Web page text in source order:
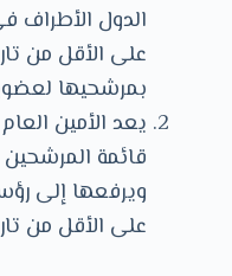
الدول الأطراف
على الأقل من
بمرشحيها
يعد الأمين
قائمة
ويرفعها إلى
على الأقل من